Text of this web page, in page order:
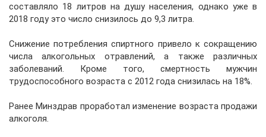
составляло 18 литров на душу населения, однако уже в
2018 году это число снизилось до 9,3 литра.
Снижение потребления спиртного привело к сокращению
числа алкогольных отравлений, а также различных
заболеваний. Кроме того, смертность мужчин
трудоспособного возраста с 2012 года снизилась на 18%.
Ранее Минздрав проработал изменение возраста продажи
алкоголя.